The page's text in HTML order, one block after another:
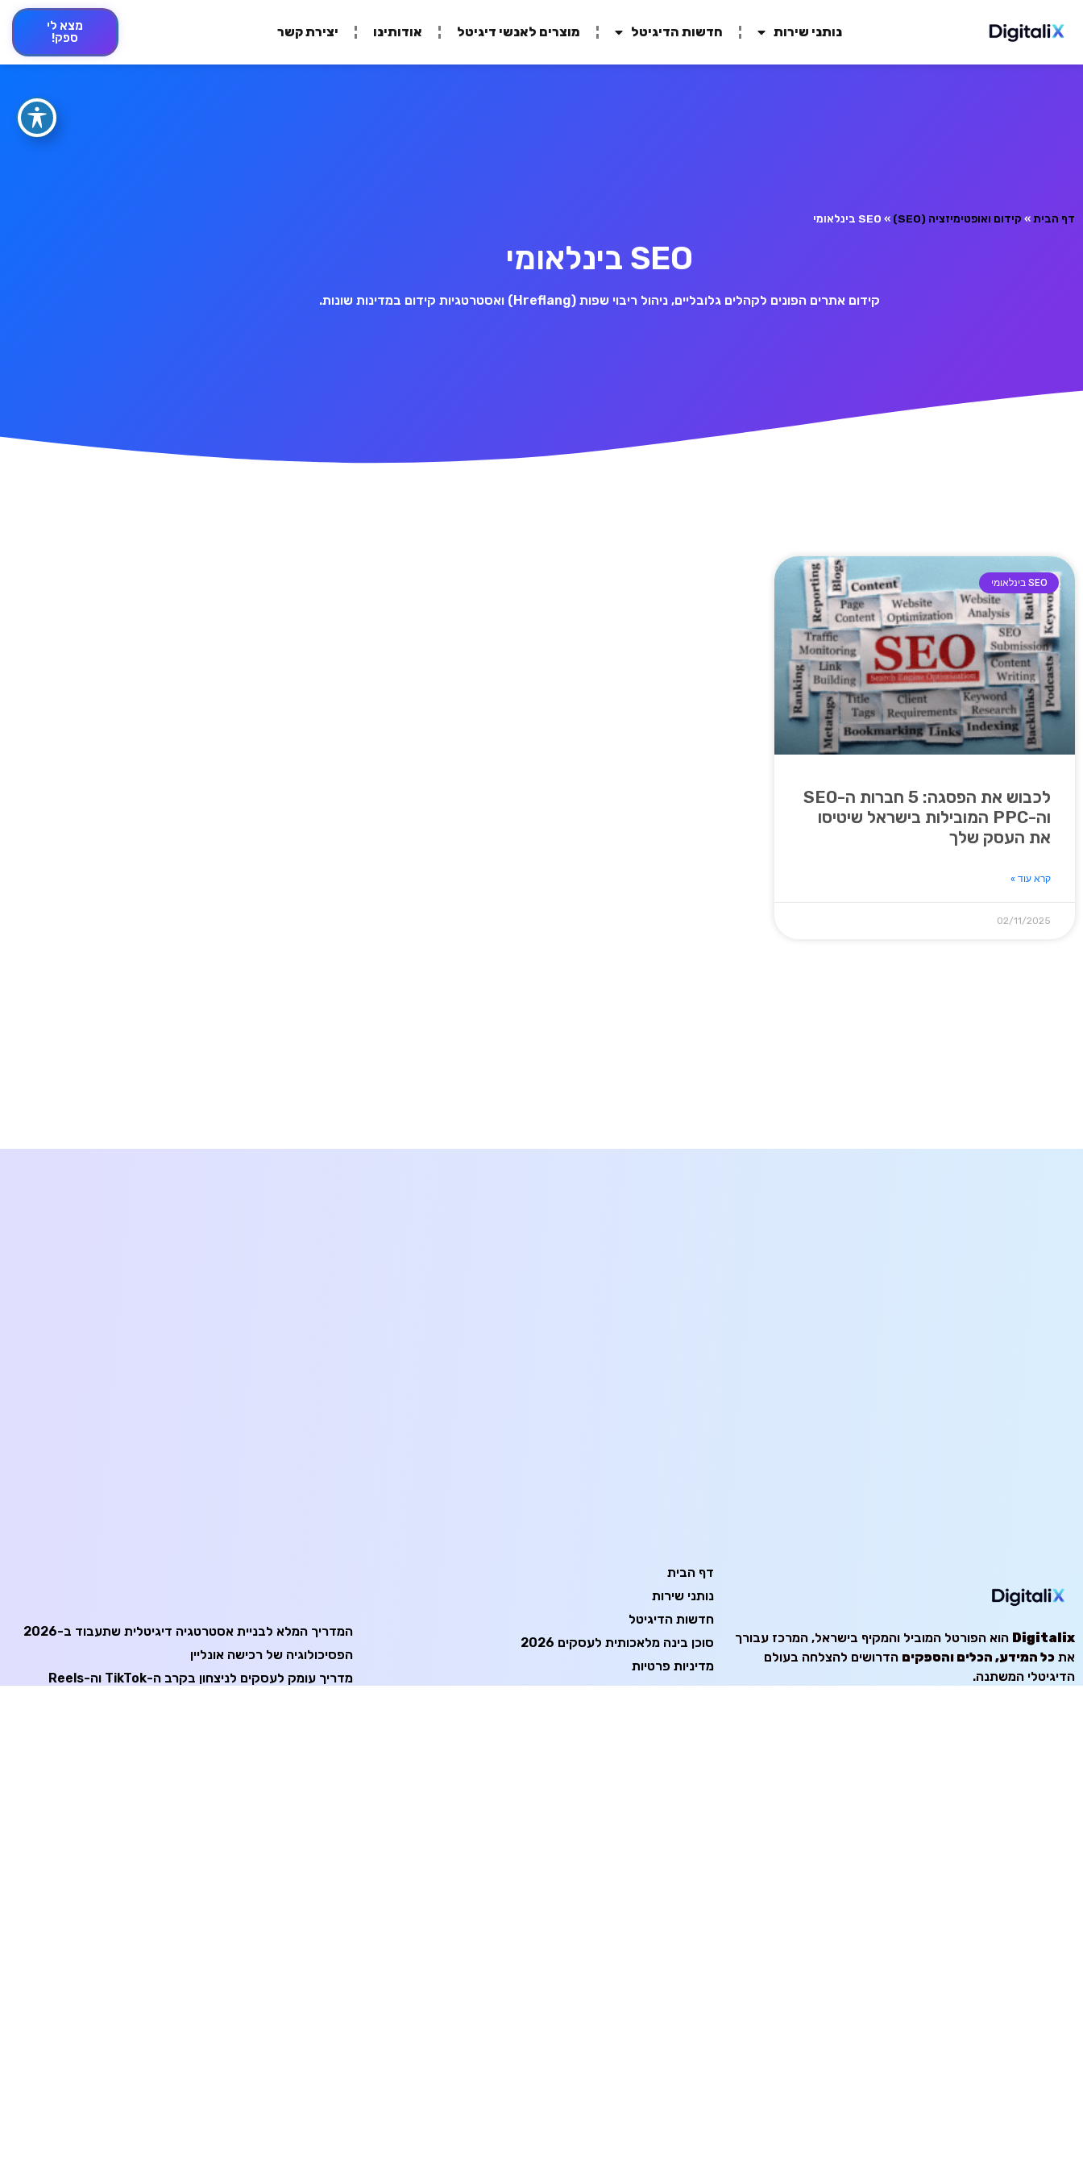
נותני שירות חדשות הדיגיטל מוצרים לאנשי דיגיטל אודותינו יצירת קשר
מצא לי
ספק!
דף הבית» קידום ואופטימיזציה (SEO) » SEO בינלאומי
SEO בינלאומי
קידום אתרים הפונים לקהלים גלובליים, ניהול ריבוי שפות (Hreflang) ואסטרטגיות קידום במדינות שונות.
SEO בינלאומי
לכבוש את הפסגה: 5 חברות ה-SEO
וה-PPC המובילות בישראל שיטיסו
את העסק שלך
קרא עוד »
02/11/2025
Digitalix הוא הפורטל המוביל והמקיף בישראל, המרכז עבורך
את כל המידע, הכלים והספקים הדרושים להצלחה בעולם
הדיגיטלי המשתנה.
דף הבית
נותני שירות
חדשות הדיגיטל
סוכן בינה מלאכותית לעסקים 2026
מדיניות פרטיות
תנאי שימוש
המדריך המלא לבניית אסטרטגיה דיגיטלית שתעבוד ב-2026
הפסיכולוגיה של רכישה אונליין
מדריך עומק לעסקים לניצחון בקרב ה-TikTok וה-Reels